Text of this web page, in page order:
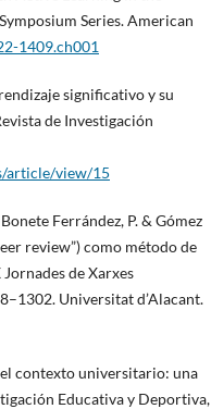
Series. American
1409.ch001
significativo y su
de Investigación
article/view/15
Ferrández, P. & Gómez
review”) como método de
de Xarxes
Universitat d’Alacant.
el contexto universitario: una
Educativa y Deportiva,